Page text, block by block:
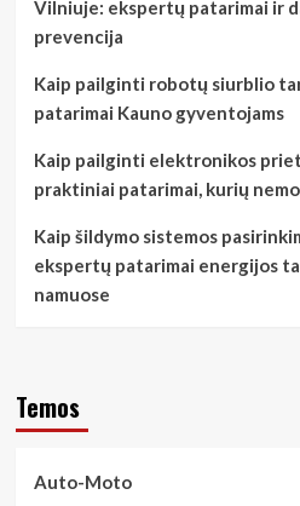
Vilniuje: ekspertų patarimai ir
prevencija
Kaip pailginti robotų siurblio
patarimai Kauno gyventojams
Kaip pailginti elektronikos
praktiniai patarimai, kurių
Kaip šildymo sistemos
ekspertų patarimai energijos
namuose
Temos
Auto-Moto